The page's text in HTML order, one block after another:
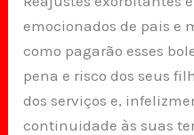
emocionados de pais e
como pagarão esses
pena e risco dos seus
dos serviços e,
continuidade às suas